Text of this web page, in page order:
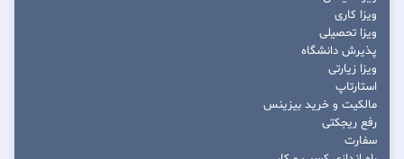
ویزا کاری
ویزا تحصیلی
پذیرش دانشگاه
ویزا زیارتی
استارتاپ
مالکیت و خرید بیزینس
رفع ریجکتی
سفارت